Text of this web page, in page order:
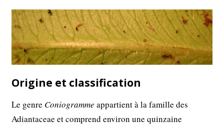
Origine et classification
Le genre Coniogramme appartient à la famille des
Adiantaceae et comprend environ une quinzaine